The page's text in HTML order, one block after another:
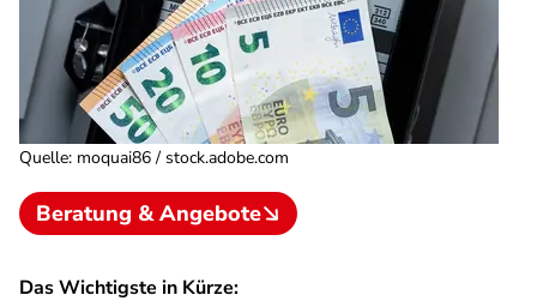
Quelle: moquai86 / stock.adobe.com
Beratung & Angebote
Das Wichtigste in Kürze: